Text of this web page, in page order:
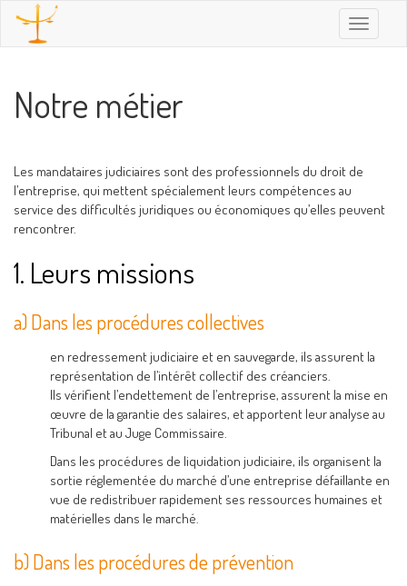
Toggle
Notre métier
Les mandataires judiciaires sont des professionnels du droit de
l’entreprise, qui mettent spécialement leurs compétences au
service des difficultés juridiques ou économiques qu’elles peuvent
rencontrer.
1. Leurs missions
a) Dans les procédures collectives
en redressement judiciaire et en sauvegarde, ils assurent la
représentation de l’intérêt collectif des créanciers.
Ils vérifient l’endettement de l’entreprise, assurent la mise en
œuvre de la garantie des salaires, et apportent leur analyse au
Tribunal et au Juge Commissaire.
Dans les procédures de liquidation judiciaire, ils organisent la
sortie réglementée du marché d’une entreprise défaillante en
vue de redistribuer rapidement ses ressources humaines et
matérielles dans le marché.
b) Dans les procédures de prévention